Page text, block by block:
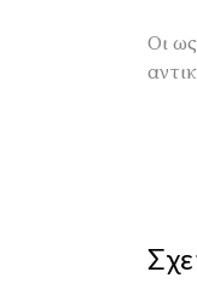
Οι